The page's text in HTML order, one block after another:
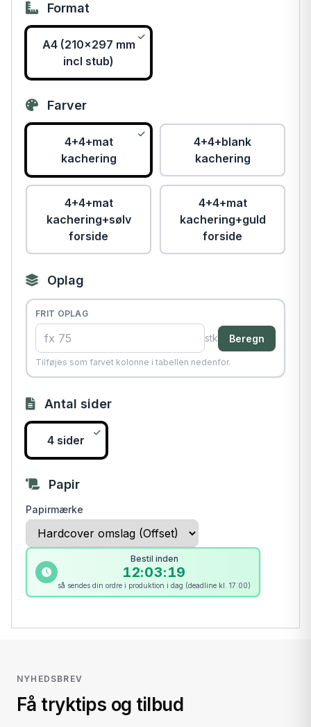
Format
A4 (210x297 mm
incl stub)
Farver
4+4+mat
kachering
4+4+blank
kachering
4+4+mat
kachering+sølv
forside
4+4+mat
kachering+guld
forside
Oplag
FRIT OPLAG
stk Beregn
Tilføjes som farvet kolonne i tabellen nedenfor.
Antal sider
4 sider
Papir
Papirmærke
Bestil inden
12:03:19
så sendes din ordre i produktion i dag (deadline kl. 17:00)
NYHEDSBREV
Få tryktips og tilbud